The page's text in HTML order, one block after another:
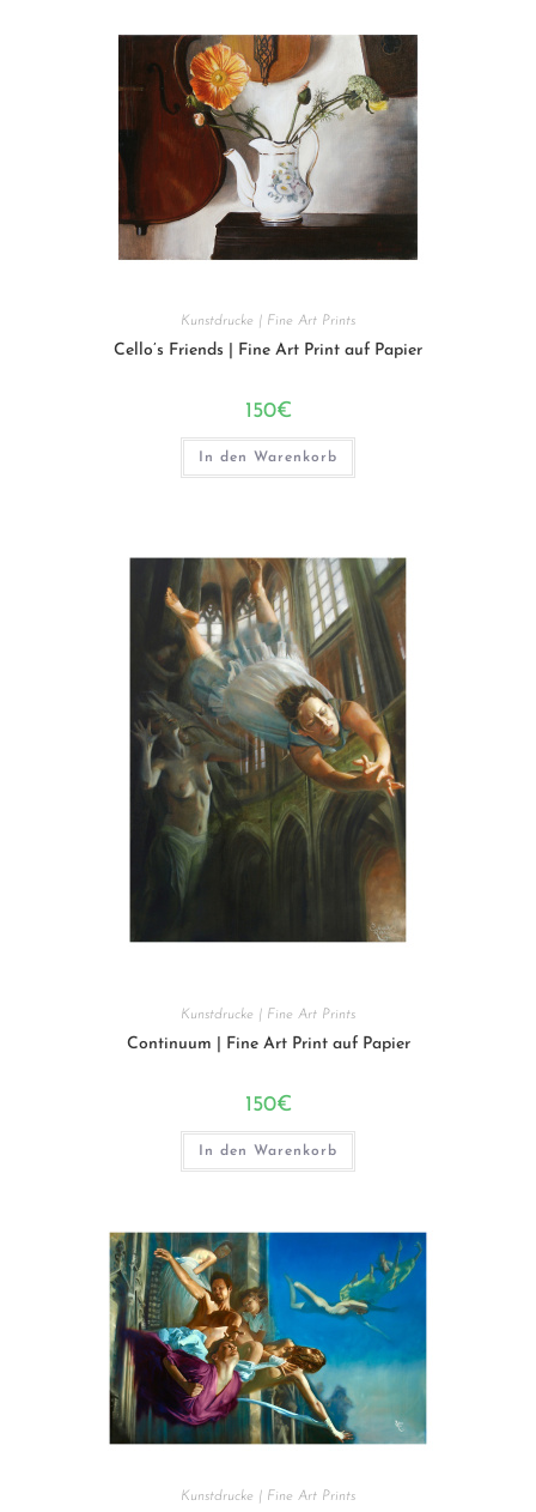
Kunstdrucke | Fine Art Prints
Cello’s Friends | Fine Art Print auf Papier
150€
In den Warenkorb
Kunstdrucke | Fine Art Prints
Continuum | Fine Art Print auf Papier
150€
In den Warenkorb
Kunstdrucke | Fine Art Prints